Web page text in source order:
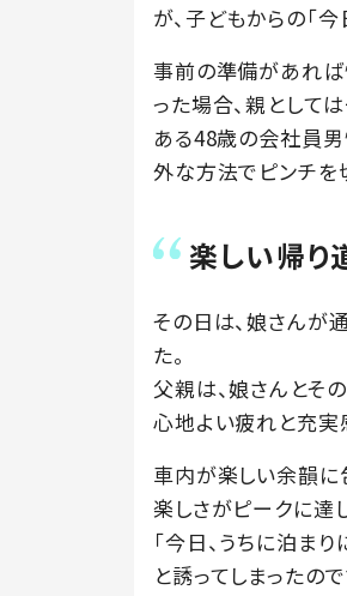
が、子どもからの「
事前の準備があれば
った場合、親として
ある48歳の会社員男
外な方法でピンチを
楽しい帰り
その日は、娘さんが
た。
父親は、娘さんとそ
心地よい疲れと充実
車内が楽しい余韻に
楽しさがピークに達
「今日、うちに泊ま
と誘ってしまったので